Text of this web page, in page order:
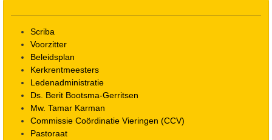
Scriba
Voorzitter
Beleidsplan
Kerkrentmeesters
Ledenadministratie
Ds. Berit Bootsma-Gerritsen
Mw. Tamar Karman
Commissie Coördinatie Vieringen (CCV)
Pastoraat